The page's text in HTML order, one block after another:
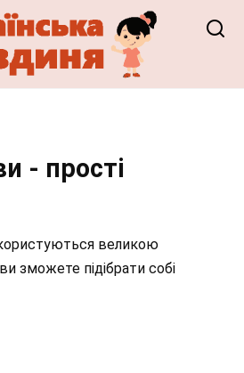
- прості
великою
зможете підібрати собі